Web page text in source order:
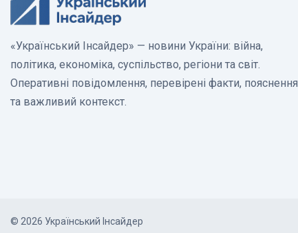
«Український Інсайдер» — новини України: війна,
політика, економіка, суспільство, регіони та світ.
Оперативні повідомлення, перевірені факти, пояснення
та важливий контекст.
© 2026 Український Інсайдер